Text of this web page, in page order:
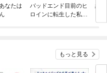
なたは
バッドエンド目前のヒ
ロインに転生した私、
結
もっと見る